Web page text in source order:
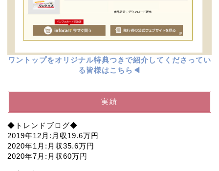
ワントップをオリジナル特典つきで紹介してくださってい
る皆様はこちら◀︎
実績
◆トレンドブログ◆
2019年12月:月収19.6万円
2020年1月:月収35.6万円
2020年7月:月収60万円